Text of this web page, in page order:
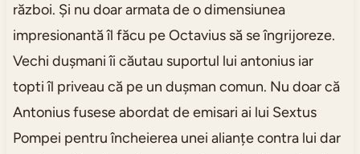
război. Și nu doar armata de o dimensiunea
impresionantă îl făcu pe Octavius să se îngrijoreze.
Vechi dușmani îi căutau suportul lui antonius iar
topti îl priveau că pe un dușman comun. Nu doar că
Antonius fusese abordat de emisari ai lui Sextus
Pompei pentru încheierea unei alianțe contra lui dar